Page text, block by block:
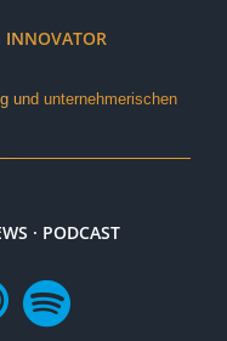
INNOVATOR
und unternehmerischen
· PODCAST